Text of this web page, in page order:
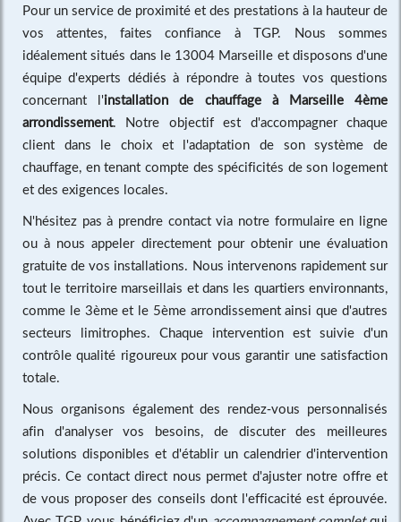
Pour un service de proximité et des prestations à la hauteur de
vos attentes, faites confiance à TGP. Nous sommes
idéalement situés dans le 13004 Marseille et disposons d'une
équipe d'experts dédiés à répondre à toutes vos questions
concernant l'installation de chauffage à Marseille 4ème
arrondissement. Notre objectif est d'accompagner chaque
client dans le choix et l'adaptation de son système de
chauffage, en tenant compte des spécificités de son logement
et des exigences locales.
N'hésitez pas à prendre contact via notre formulaire en ligne
ou à nous appeler directement pour obtenir une évaluation
gratuite de vos installations. Nous intervenons rapidement sur
tout le territoire marseillais et dans les quartiers environnants,
comme le 3ème et le 5ème arrondissement ainsi que d'autres
secteurs limitrophes. Chaque intervention est suivie d'un
contrôle qualité rigoureux pour vous garantir une satisfaction
totale.
Nous organisons également des rendez-vous personnalisés
afin d'analyser vos besoins, de discuter des meilleures
solutions disponibles et d'établir un calendrier d'intervention
précis. Ce contact direct nous permet d'ajuster notre offre et
de vous proposer des conseils dont l'efficacité est éprouvée.